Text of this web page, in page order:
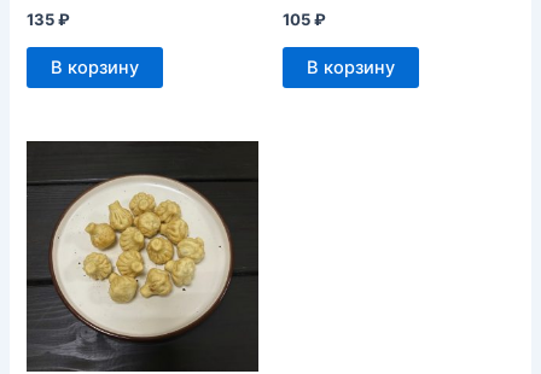
135₽
В корзину
105₽
В корзину